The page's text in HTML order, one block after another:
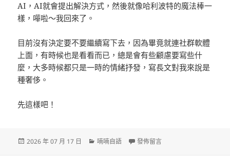
AI，AI就會提出解決方式，然後就像哈利波特的魔法棒一
樣，嘩啦～我回來了。
目前沒有決定要不要繼續寫下去，因為畢竟就連社群軟體
上面，有時候也是看看而已，總是會有些顧慮要寫些什
麼，大多時候都只是一時的情緒抒發，寫長文對我來說是
種奢侈。
先這樣吧！
發
2026 年 07 月 17 日
分
喃喃自語 在〈重生〉
發佈留言